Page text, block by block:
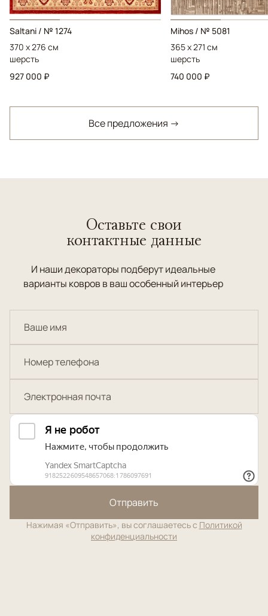
Saltani / № 1274
370 x 276 см
шерсть
927 000 ₽
Mihos / № 5081
365 x 271 см
шерсть
740 000 ₽
Все предложения →
Оставьте свои
контактные данные
И наши декораторы подберут идеальные
варианты ковров в ваш особенный интерьер
Отправить
Нажимая «Отправить», вы соглашаетесь с Политикой
конфиденциальности